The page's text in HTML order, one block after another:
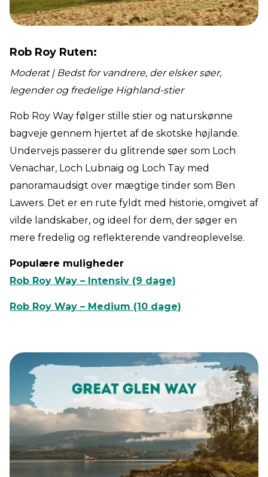
Rob Roy Ruten:
Moderat | Bedst for vandrere, der elsker søer,
legender og fredelige Highland-stier
Rob Roy Way følger stille stier og naturskønne
bagveje gennem hjertet af de skotske højlande.
Undervejs passerer du glitrende søer som Loch
Venachar, Loch Lubnaig og Loch Tay med
panoramaudsigt over mægtige tinder som Ben
Lawers. Det er en rute fyldt med historie, omgivet af
vilde landskaber, og ideel for dem, der søger en
mere fredelig og reflekterende vandreoplevelse.
Populære muligheder
Rob Roy Way – Intensiv (9 dage)
Rob Roy Way – Medium (10 dage)